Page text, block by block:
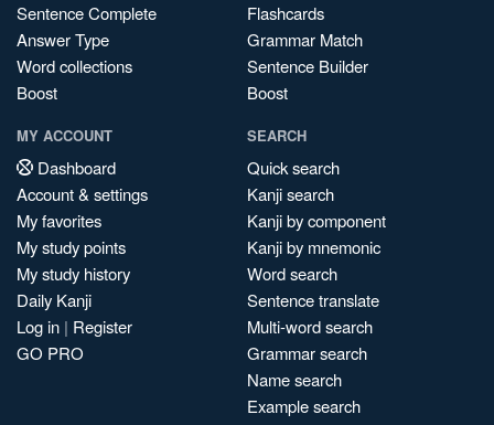
Sentence Complete
Answer Type
Word collections
Boost
Flashcards
Grammar Match
Sentence Builder
Boost
MY ACCOUNT
Dashboard
Account & settings
My favorites
My study points
My study history
Daily Kanji
Log in | Register
GO PRO
SEARCH
Quick search
Kanji search
Kanji by component
Kanji by mnemonic
Word search
Sentence translate
Multi-word search
Grammar search
Name search
Example search